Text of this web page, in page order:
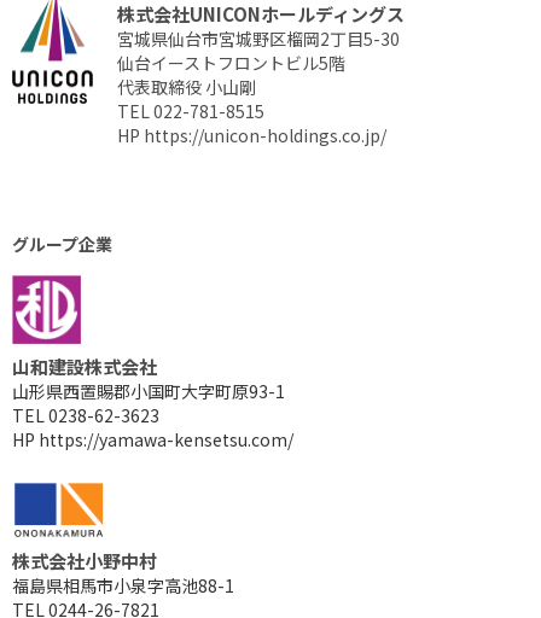
株式会社UNICONホールディングス
宮城県仙台市宮城野区榴岡2丁目5-30
仙台イーストフロントビル5階
代表取締役 小山剛
TEL 022-781-8515
HP https://unicon-holdings.co.jp/
グループ企業
山和建設株式会社
山形県西置賜郡小国町大字町原93-1
TEL 0238-62-3623
HP https://yamawa-kensetsu.com/
株式会社小野中村
福島県相馬市小泉字高池88-1
TEL 0244-26-7821